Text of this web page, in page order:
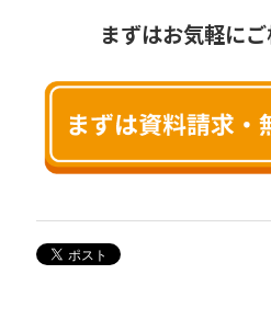
まずはお気軽にご